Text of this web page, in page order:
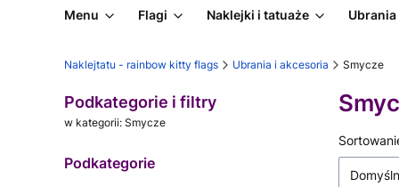
Menu Flagi Naklejki i tatuaże
Naklejtatu - rainbow kitty flags Ubrania i akcesoria Smycze
Podkategorie i filtry
w kategorii: Smycze
Podkategorie
Lista